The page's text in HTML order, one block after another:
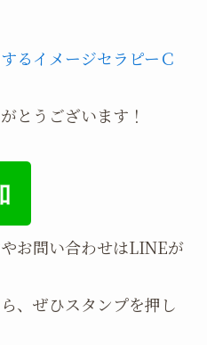
るイメージセラピーＣ
とうございます！
お問い合わせはLINEが
、ぜひスタンプを押し